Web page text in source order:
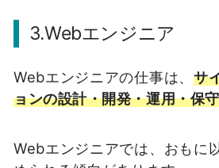
3.Webエンジニア
Webエンジニアの仕事は、 サ
ョンの設計・開発・運用・保守
Webエンジニアでは、おもに